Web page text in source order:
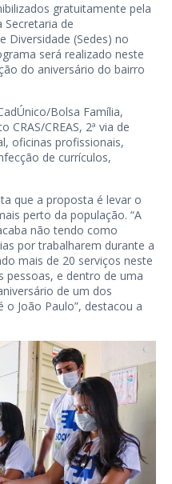
gratuitamente pela
Secretaria de
Diversidade (Sedes) no
será realizado neste
do aniversário do bairro
Bolsa Família,
CREAS, 2ª via de
oficinas profissionais,
de currículos,
que a proposta é levar o
perto da população. “A
não tendo como
por trabalharem durante a
mais de 20 serviços neste
pessoas, e dentro de uma
de um dos
o João Paulo”, destacou a